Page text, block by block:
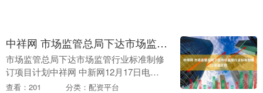
中祥网 市场监管总局下达市场监管行业标准制修订项目计划
市场监管总局下达市场监管行业标准制修
订项目计划中祥网 中新网12月17日电
据“市说新语”微信公众号消息，近日国家
查看：201 分类：配资平台